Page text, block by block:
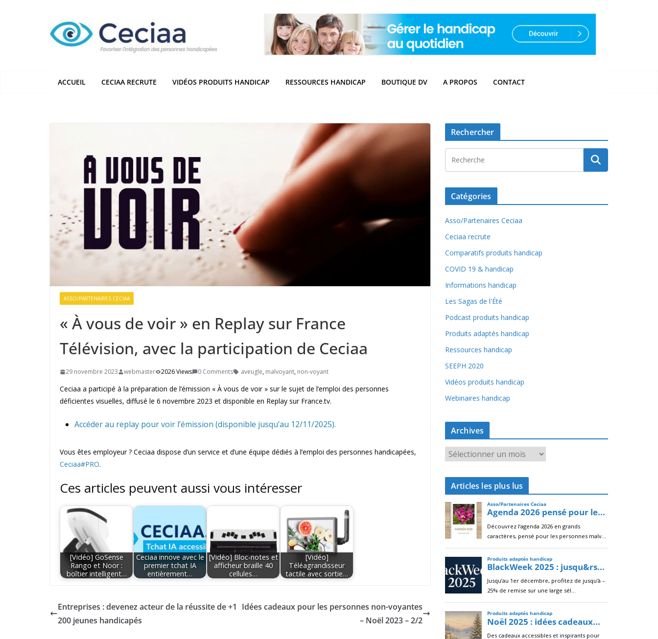
ACCUEIL CECIAA RECRUTE VIDÉOS PRODUITS HANDICAP RESSOURCES HANDICAP BOUTIQUE DV A PROPOS CONTACT
ASSO/PARTENAIRES CECIAA
« À vous de voir » en Replay sur France
Télévision, avec la participation de Ceciaa
29 novembre 2023 webmaster 2026 Views 0 Comments aveugle, malvoyant, non-voyant
Ceciaa a participé à la préparation de l’émission « À vous de voir » sur le sujet de l’emploi des personnes
déficientes visuelles, diffusé le 6 novembre 2023 et disponible en Replay sur France.tv.
Accéder au replay pour voir l’émission (disponible jusqu’au 12/11/2025).
Vous êtes employeur ? Ceciaa dispose d’un service et d’une équipe dédiés à l’emploi des personnes handicapées,
Ceciaa#PRO.
Ces articles peuvent aussi vous intéresser
[Vidéo] GoSense
Rango et Noor :
boîtier intelligent…
Ceciaa innove avec le
premier tchat IA
entièrement…
[Vidéo] Bloc-notes et
afficheur braille 40
cellules…
[Vidéo]
Téléagrandisseur
tactile avec sortie…
Entreprises : devenez acteur de la réussite de +1
200 jeunes handicapés
Idées cadeaux pour les personnes non-voyantes
– Noël 2023 – 2/2
Rechercher
Catégories
Asso/Partenaires Ceciaa
Ceciaa recrute
Comparatifs produits handicap
COVID 19 & handicap
Informations handicap
Les Sagas de l'Été
Podcast produits handicap
Produits adaptés handicap
Ressources handicap
SEEPH 2020
Vidéos produits handicap
Webinaires handicap
Archives
r
c
i
v
e
s
Articles les plus lus